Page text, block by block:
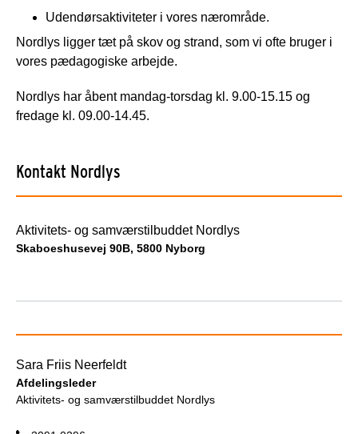
Udendørsaktiviteter i vores nærområde.
Nordlys ligger tæt på skov og strand, som vi ofte bruger i
vores pædagogiske arbejde.
Nordlys har åbent mandag-torsdag kl. 9.00-15.15 og
fredage kl. 09.00-14.45.
Kontakt Nordlys
Aktivitets- og samværstilbuddet Nordlys
Skaboeshusevej 90B, 5800 Nyborg
Sara Friis Neerfeldt
Afdelingsleder
Aktivitets- og samværstilbuddet Nordlys